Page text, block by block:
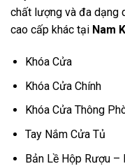
chất lượng và đa dạng
cao cấp khác tại Nam
Khóa Cửa
Khóa Cửa Chính
Khóa Cửa Thông
Tay Nắm Cửa Tủ
Bản Lề Hộp Rượu –